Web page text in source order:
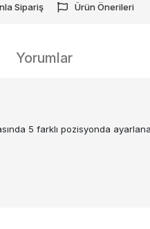
Sipariş Ürün Önerileri
Yorumlar
5 farklı pozisyonda